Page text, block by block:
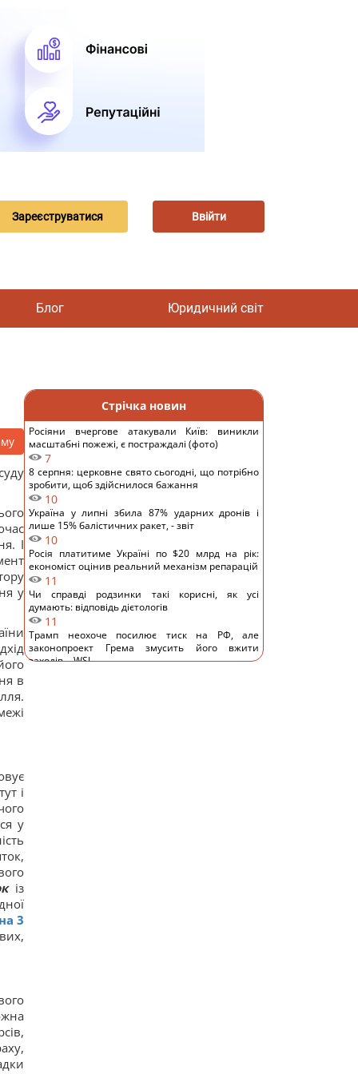
Зареєструватися Ввійти
Блог Юридичний світ
І
у
в
і
у
із
3
Стрічка новин
Росіяни вчергове атакували Київ: виникли
масштабні пожежі, є постраждалі (фото)
7
8 серпня: церковне свято сьогодні, що потрібно
зробити, щоб здійснилося бажання
10
Україна у липні збила 87% ударних дронів і
лише 15% балістичних ракет, - звіт
10
Росія платитиме Україні по $20 млрд на рік:
економіст оцінив реальний механізм репарацій
11
Чи справді родзинки такі корисні, як усі
думають: відповідь дієтологів
11
Трамп неохоче посилює тиск на РФ, але
законопроект Грема змусить його вжити
заходів, - WSJ